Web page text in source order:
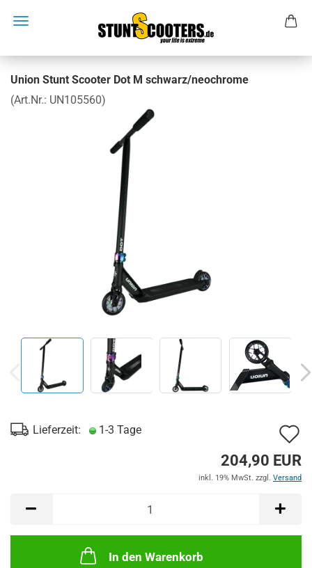
Union Stunt Scooter Dot M schwarz/neochrome
(Art.Nr.: UN105560)
Lieferzeit: 1-3 Tage
204,90 EUR
inkl. 19% MwSt. zzgl. Versand
In den Warenkorb